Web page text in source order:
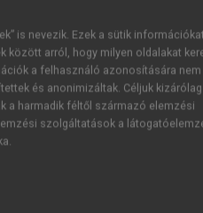
ÚJ FIÓK
1 óra
is nevezik. Ezek a sütik
között arról, hogy milyen oldalakat
a felhasználó azonosítására nem
és anonimizáltak. Céljuk
a harmadik féltől származó elemzési
szolgáltatások a